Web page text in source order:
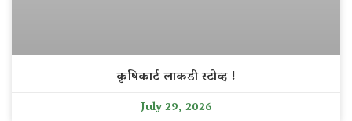
कृषिकार्ट लाकडी स्टोव्ह !
July 29, 2026